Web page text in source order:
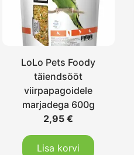
LoLo Pets Foody
täiendsööt
viirpapagoidele
marjadega 600g
2,95€
Lisa korvi